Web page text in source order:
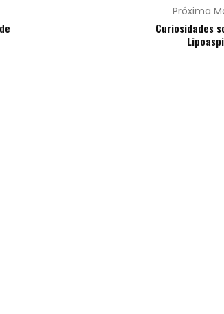
Próxima
Curiosidades